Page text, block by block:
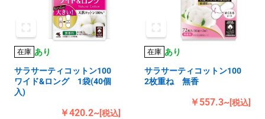
在庫 あり
サラサーティコットン100
ワイド&ロング 1袋(40個
入)
￥420.2~[税込]
在庫 あり
サラサーティコットン100
2枚重ね 無香
￥557.3~[税込]